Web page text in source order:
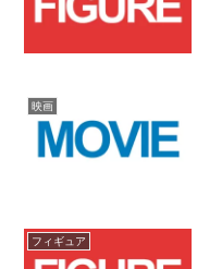
映画
フィギュア